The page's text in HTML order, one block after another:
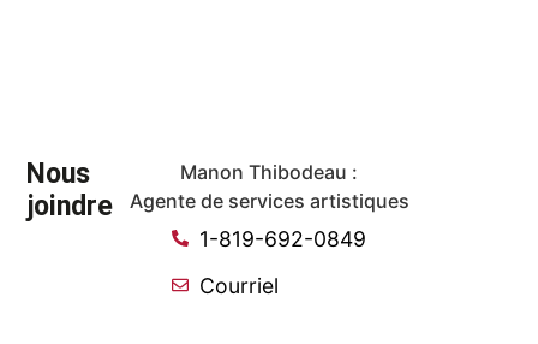
Nous
joindre
Manon Thibodeau :
Agente de services artistiques
1-819-692-0849
Courriel